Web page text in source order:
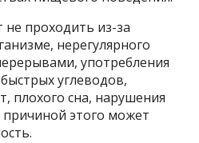
проходить из-за
нерегулярного
употребления
углеводов,
плохого сна, нарушения
этого может